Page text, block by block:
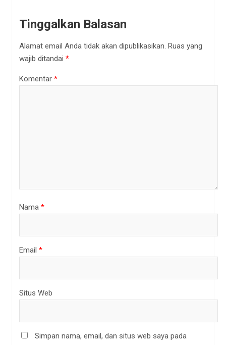
Tinggalkan Balasan
Alamat email Anda tidak akan dipublikasikan. Ruas yang
wajib ditandai *
Komentar *
Nama *
Email *
Situs Web
Simpan nama, email, dan situs web saya pada